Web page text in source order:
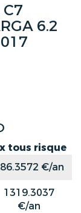
6.2
tous risque
€/an
1319.3037
€/an